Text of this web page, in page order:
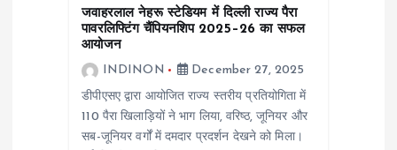
जवाहरलाल नेहरू स्टेडियम में दिल्ली राज्य पैरा
पावरलिफ्टिंग चैंपियनशिप 2025–26 का सफल
आयोजन
INDINON
December 27, 2025
डीपीएसए द्वारा आयोजित राज्य स्तरीय प्रतियोगिता में
110 पैरा खिलाड़ियों ने भाग लिया, वरिष्ठ, जूनियर और
सब-जूनियर वर्गों में दमदार प्रदर्शन देखने को मिला।